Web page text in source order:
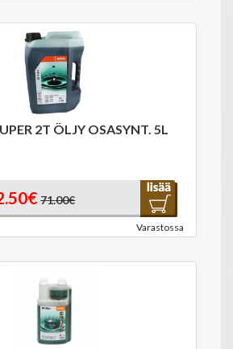
2T ÖLJY OSASYNT. 5L
71.00€
Varastossa